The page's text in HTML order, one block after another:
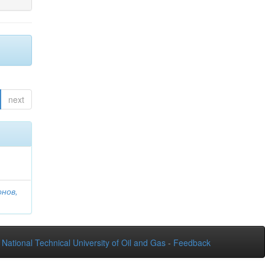
next
Technical University of Oil and Gas- Feedback